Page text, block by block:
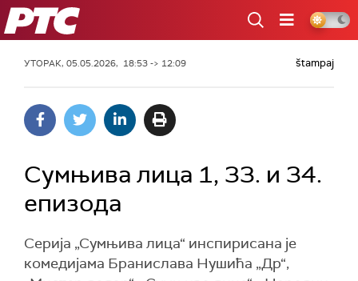
РТС
УТОРАК, 05.05.2026, 18:53 -> 12:09 štampaj
Сумњива лица 1, 33. и 34.
епизода
Серија „Сумњива лица“ инспирисана је
комедијама Бранислава Нушића „Др“,